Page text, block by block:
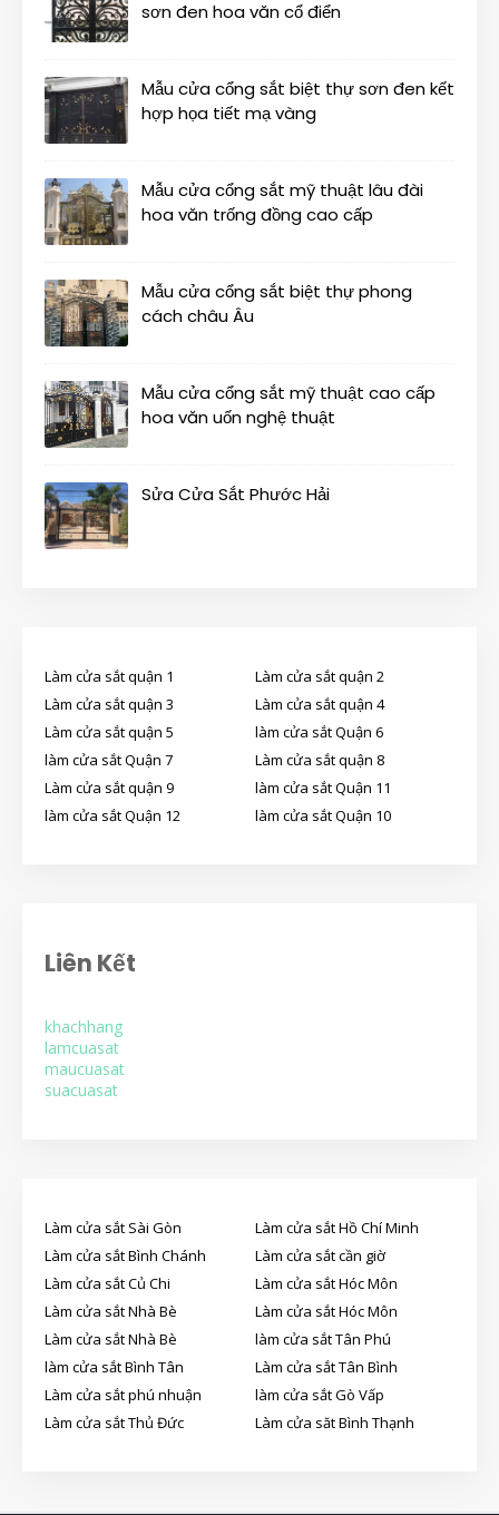
sơn đen hoa văn cổ điển
Mẫu cửa cổng sắt biệt thự sơn đen kết
hợp họa tiết mạ vàng
Mẫu cửa cổng sắt mỹ thuật lâu đài
hoa văn trống đồng cao cấp
Mẫu cửa cổng sắt biệt thự phong
cách châu Âu
Mẫu cửa cổng sắt mỹ thuật cao cấp
hoa văn uốn nghệ thuật
Sửa Cửa Sắt Phước Hải
Làm cửa sắt quận 1
Làm cửa sắt quận 2
Làm cửa sắt quận 3
Làm cửa sắt quận 4
Làm cửa sắt quận 5
làm cửa sắt Quận 6
làm cửa sắt Quận 7
Làm cửa sắt quận 8
Làm cửa sắt quận 9
làm cửa sắt Quận 11
làm cửa sắt Quận 12
làm cửa sắt Quận 10
Liên Kết
khachhang
lamcuasat
maucuasat
suacuasat
Làm cửa sắt Sài Gòn
Làm cửa sắt Hồ Chí Minh
Làm cửa sắt Bình Chánh
Làm cửa sắt cần giờ
Làm cửa sắt Củ Chi
Làm cửa sắt Hóc Môn
Làm cửa sắt Nhà Bè
Làm cửa sắt Hóc Môn
Làm cửa sắt Nhà Bè
làm cửa sắt Tân Phú
làm cửa sắt Bình Tân
Làm cửa sắt Tân Bình
Làm cửa sắt phú nhuận
làm cửa sắt Gò Vấp
Làm cửa sắt Thủ Đức
Làm cửa săt Bình Thạnh